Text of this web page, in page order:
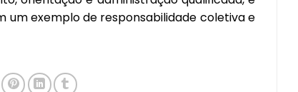
exemplo de responsabilidade coletiva e